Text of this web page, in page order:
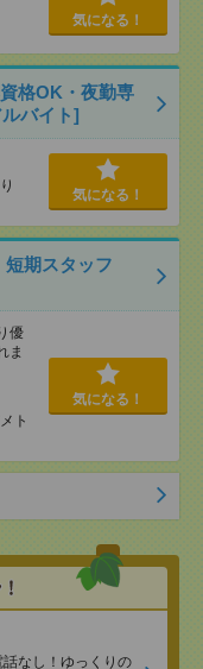
気になる！
格OK・夜勤専
バイト]
気になる！
短期スタッフ
優
ま
ト
気になる！
話なし！ゆっくりの